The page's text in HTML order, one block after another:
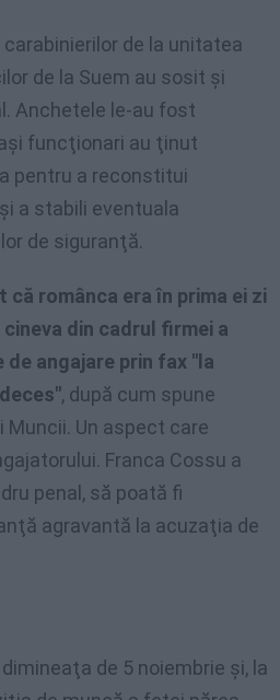
de la unitatea
de la Suem au sosit şi
Anchetele le-au fost
funcţionari au ţinut
pentru a reconstitui
a stabili eventuala
de siguranţă.
românca era în prima ei zi
cineva din cadrul firmei a
angajare prin fax "la
, după cum spune
Un aspect care
Franca Cossu a
penal, să poată fi
agravantă la acuzaţia de
de 5 noiembrie şi, la